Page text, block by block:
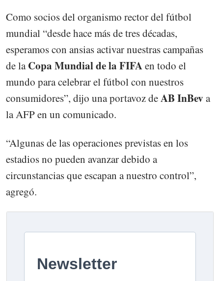
Como socios del organismo rector del fútbol
mundial “desde hace más de tres décadas,
esperamos con ansias activar nuestras campañas
de laCopa Mundial de la FIFAen todo el
mundo para celebrar el fútbol con nuestros
consumidores”, dijo una portavoz deAB InBev a
la AFP en un comunicado.
“Algunas de las operaciones previstas en los
estadios no pueden avanzar debido a
circunstancias que escapan a nuestro control”,
agregó.